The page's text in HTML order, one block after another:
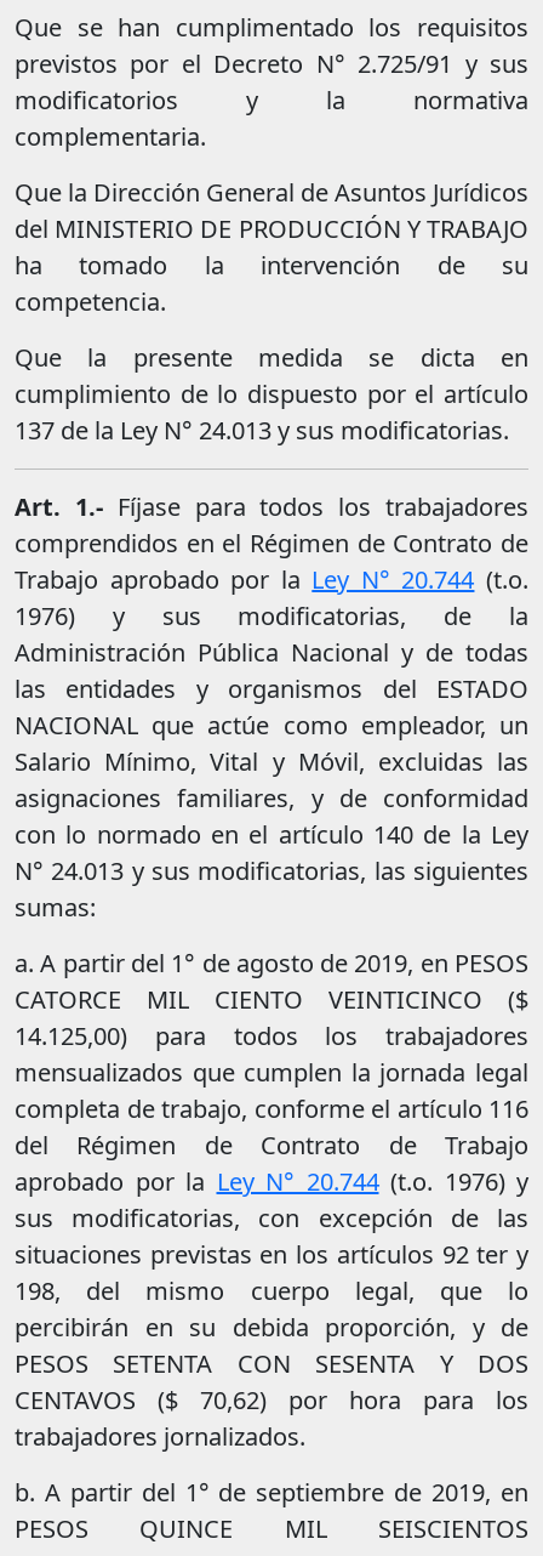
Que se han cumplimentado los requisitos
previstos por el Decreto N° 2.725/91 y sus
modificatorios y la normativa
complementaria.
Que la Dirección General de Asuntos Jurídicos
del MINISTERIO DE PRODUCCIÓN Y TRABAJO
ha tomado la intervención de su
competencia.
Que la presente medida se dicta en
cumplimiento de lo dispuesto por el artículo
137 de la Ley N° 24.013 y sus modificatorias.
Art. 1.- Fíjase para todos los trabajadores
comprendidos en el Régimen de Contrato de
Trabajo aprobado por la Ley N° 20.744 (t.o.
1976) y sus modificatorias, de la
Administración Pública Nacional y de todas
las entidades y organismos del ESTADO
NACIONAL que actúe como empleador, un
Salario Mínimo, Vital y Móvil, excluidas las
asignaciones familiares, y de conformidad
con lo normado en el artículo 140 de la Ley
N° 24.013 y sus modificatorias, las siguientes
sumas:
a. A partir del 1° de agosto de 2019, en PESOS
CATORCE MIL CIENTO VEINTICINCO ($
14.125,00) para todos los trabajadores
mensualizados que cumplen la jornada legal
completa de trabajo, conforme el artículo 116
del Régimen de Contrato de Trabajo
aprobado por la Ley N° 20.744(t.o. 1976) y
sus modificatorias, con excepción de las
situaciones previstas en los artículos 92 ter y
198, del mismo cuerpo legal, que lo
percibirán en su debida proporción, y de
PESOS SETENTA CON SESENTA Y DOS
CENTAVOS ($ 70,62) por hora para los
trabajadores jornalizados.
b. A partir del 1° de septiembre de 2019, en
PESOS QUINCE MIL SEISCIENTOS